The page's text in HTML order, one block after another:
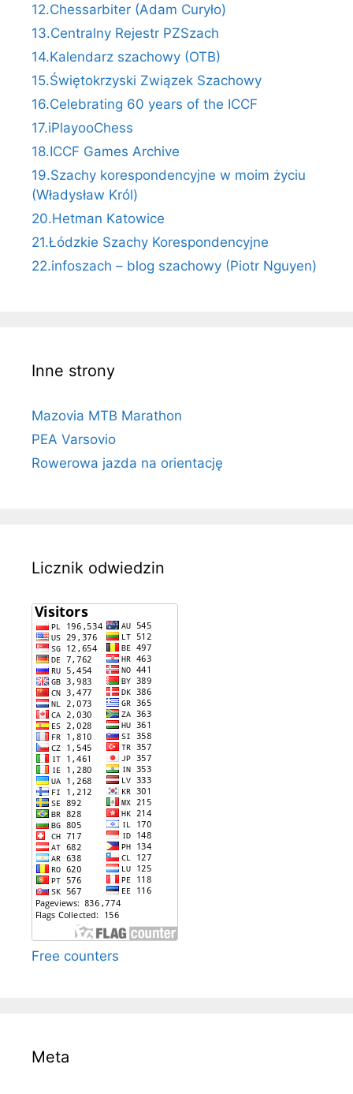
12.Chessarbiter (Adam Curyło)
13.Centralny Rejestr PZSzach
14.Kalendarz szachowy (OTB)
15.Świętokrzyski Związek Szachowy
16.Celebrating 60 years of the ICCF
17.iPlayooChess
18.ICCF Games Archive
19.Szachy korespondencyjne w moim życiu
(Władysław Król)
20.Hetman Katowice
21.Łódzkie Szachy Korespondencyjne
22.infoszach – blog szachowy (Piotr Nguyen)
Inne strony
Mazovia MTB Marathon
PEA Varsovio
Rowerowa jazda na orientację
Licznik odwiedzin
Free counters
Meta